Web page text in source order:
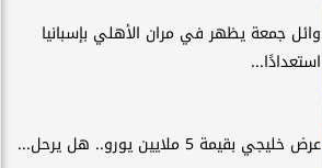
وائل جمعة يظهر في مران الأهلي بإسبانيا
استعدادًا...
عرض خليجي بقيمة 5 ملايين يورو.. هل يرحل...